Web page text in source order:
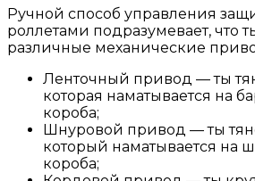
Ручной способ управления
роллетами подразумевает, что
различные механические
Ленточный привод — ты
которая наматывается на
короба;
Шнуровой привод — ты
который наматывается на
короба;